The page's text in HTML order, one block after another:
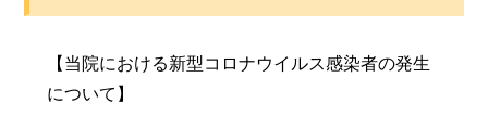
【当院における新型コロナウイルス感染者の発生
について】